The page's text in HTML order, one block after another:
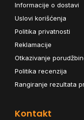
Informacije o dostavi
Uslovi korišćenja
Politika privatnosti
Reklamacije
Otkazivanje
Politika recenzija
Rangiranje rezultata
Kontakt